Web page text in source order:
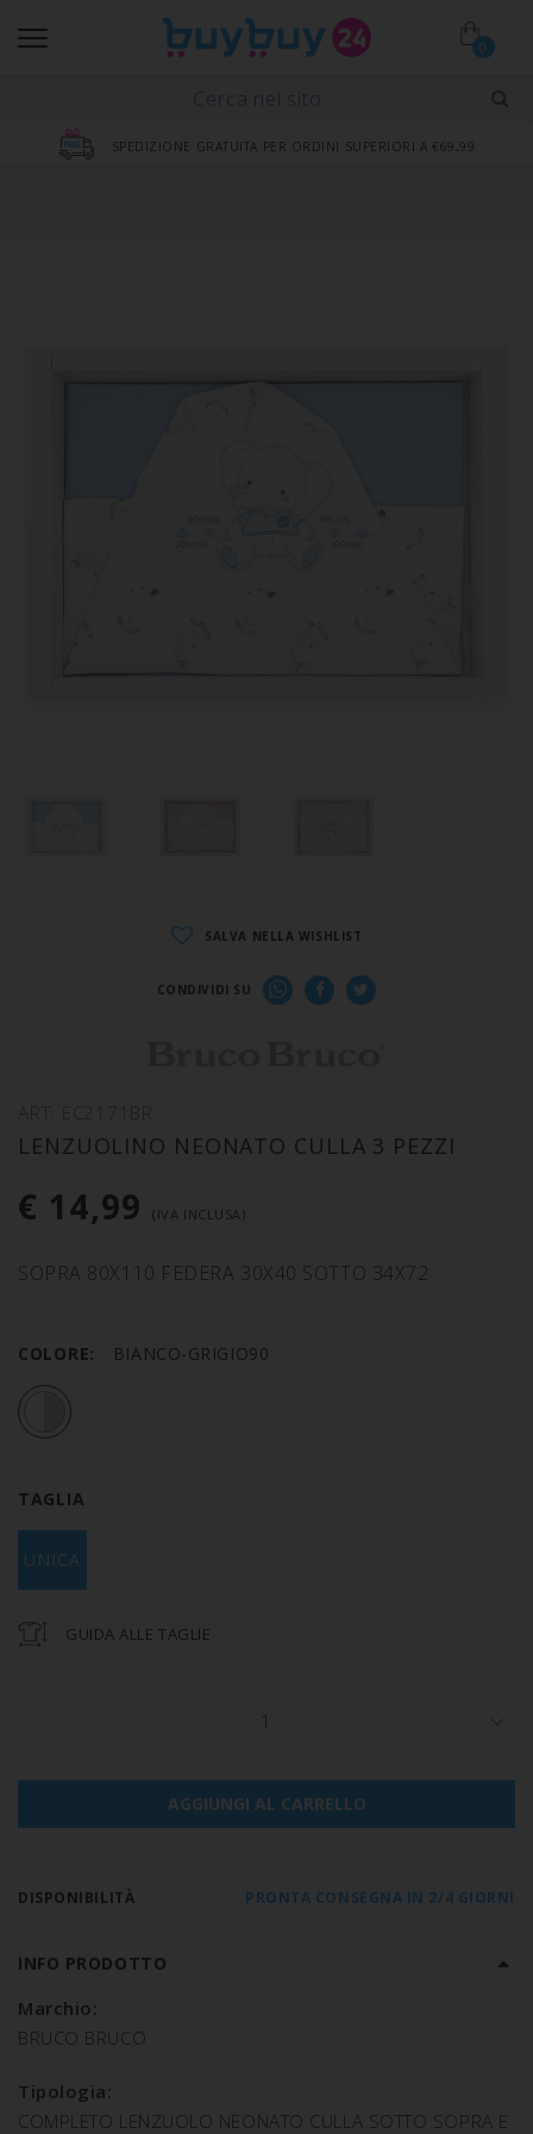
0
SPEDIZIONE GRATUITA PER ORDINI SUPERIORI A €69,99
SALVA NELLA WISHLIST
CONDIVIDI SU
LENZUOLINO NEONATO CULLA 3 PEZZI
€ 14,99 (IVA INCLUSA)
SOPRA 80X110 FEDERA 30X40 SOTTO 34X72
COLORE: BIANCO-GRIGIO90
TAGLIA
UNICA
GUIDA ALLE TAGLIE
1
AGGIUNGI AL CARRELLO
DISPONIBILITÀ PRONTA CONSEGNA IN 2/4 GIORNI
INFO PRODOTTO
Marchio:
BRUCO BRUCO
Tipologia:
COMPLETO LENZUOLO NEONATO CULLA SOTTO SOPRA E